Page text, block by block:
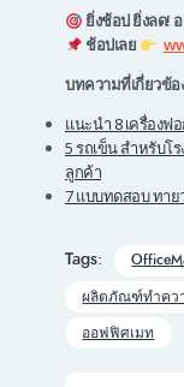
ยิ่งช้อป ยิ่งลด!
ช้อปเลย
บทความที่เกี่ยวข้อ
แนะนำ 8 เครื่องฟ
5 รถเข็น สำหรับโ
ลูกค้า
7 แบบทดสอบ ทา
Tags:
ผลิตภัณฑ์ทำคว
ออฟฟิศเมท